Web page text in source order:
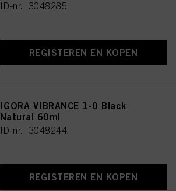
ID-nr. 3048285
REGISTEREN EN KOPEN
IGORA VIBRANCE 1-0 Black
Natural 60ml
ID-nr. 3048244
REGISTEREN EN KOPEN